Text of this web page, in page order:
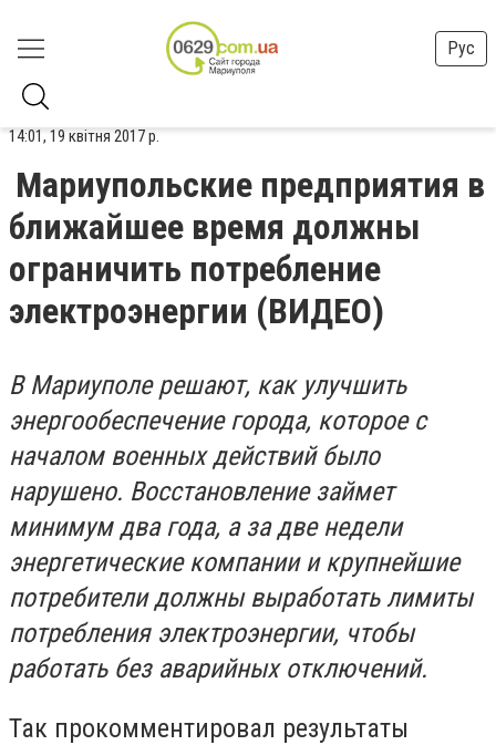
Рус
14:01, 19 квітня 2017 р.
Мариупольские предприятия в
ближайшее время должны
ограничить потребление
электроэнергии (ВИДЕО)
В Мариуполе решают, как улучшить
энергообеспечение города, которое с
началом военных действий было
нарушено. Восстановление займет
минимум два года, а за две недели
энергетические компании и крупнейшие
потребители должны выработать лимиты
потребления электроэнергии, чтобы
работать без аварийных отключений.
Так прокомментировал результаты